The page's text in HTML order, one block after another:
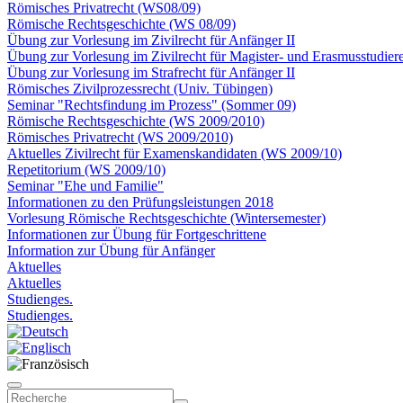
Römisches Privatrecht (WS08/09)
Römische Rechtsgeschichte (WS 08/09)
Übung zur Vorlesung im Zivilrecht für Anfänger II
Übung zur Vorlesung im Zivilrecht für Magister- und
Übung zur Vorlesung im Strafrecht für Anfänger II
Römisches Zivilprozessrecht (Univ. Tübingen)
Seminar "Rechtsfindung im Prozess" (Sommer 09)
Römische Rechtsgeschichte (WS 2009/2010)
Römisches Privatrecht (WS 2009/2010)
Aktuelles Zivilrecht für Examenskandidaten (WS 2009/10)
Repetitorium (WS 2009/10)
Seminar "Ehe und Familie"
Informationen zu den Prüfungsleistungen 2018
Vorlesung Römische Rechtsgeschichte (Wintersemester)
Informationen zur Übung für Fortgeschrittene
Information zur Übung für Anfänger
Aktuelles
Aktuelles
Studienges.
Studienges.